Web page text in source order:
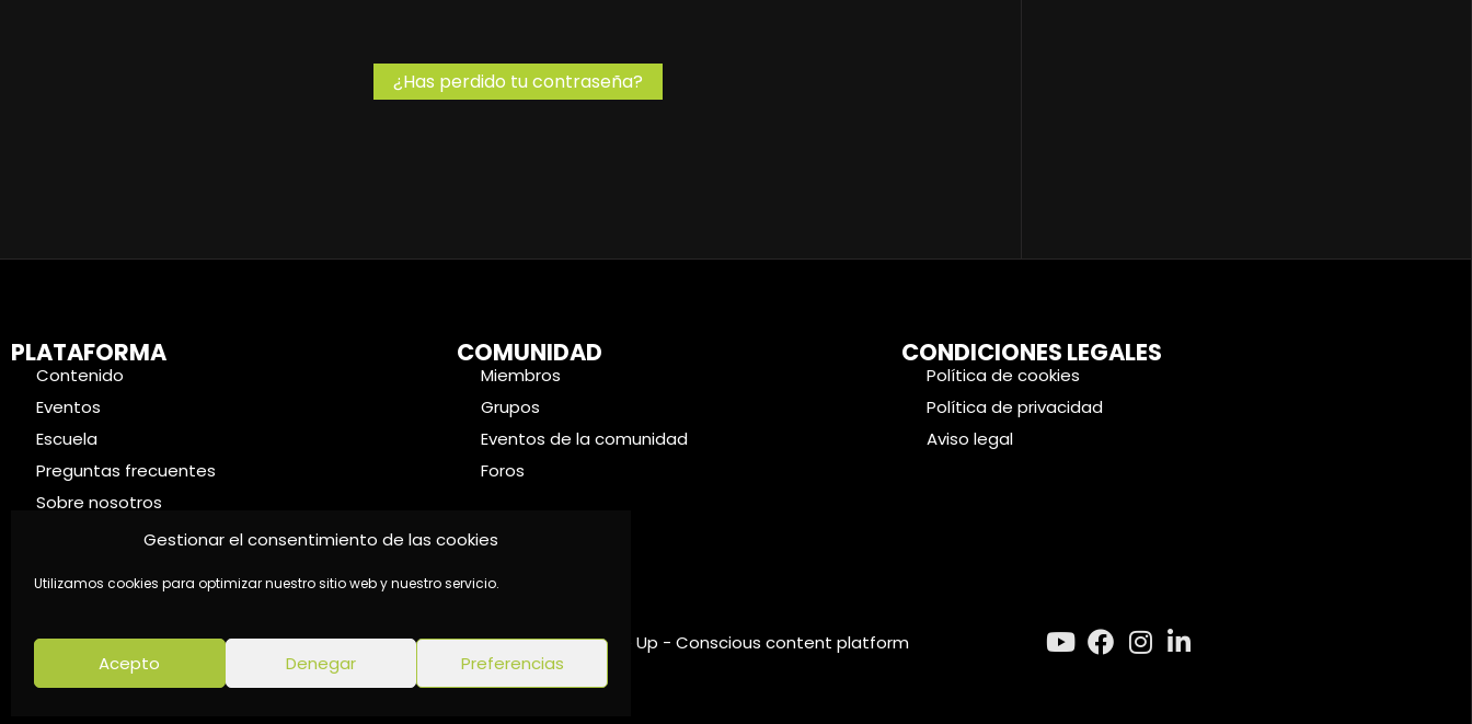
Gestionar el consentimiento de las cookies
Utilizamos cookies para optimizar nuestro sitio web y nuestro servicio.
Acepto Denegar Preferencias
¿Has perdido tu contraseña?
PLATAFORMA
Contenido
Eventos
Escuela
Preguntas frecuentes
Sobre nosotros
COMUNIDAD
Miembros
Grupos
Eventos de la comunidad
Foros
CONDICIONES LEGALES
Política de cookies
Política de privacidad
Aviso legal
©2024 Wake Up - Conscious content platform